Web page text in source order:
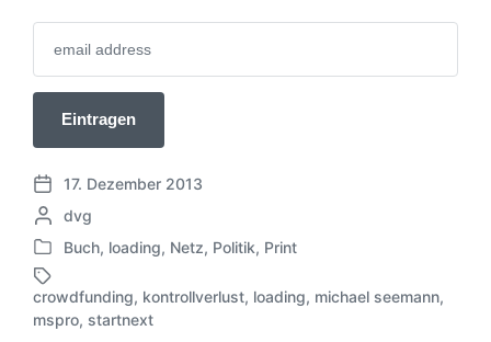
V
e
r
ö
17. Dezember 2013
G
e
c
h
r
dvg
V
e
r
ö
Buch, loading, Netz, Politik, Print
crowdfunding, kontrollverlust, loading, michael seemann,
mspro, startnext